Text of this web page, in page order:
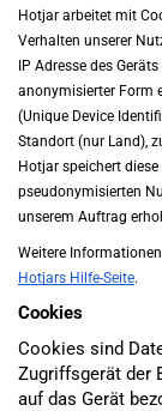
Hotjar arbeitet mit
Verhalten unserer
IP Adresse des
anonymisierter Form
(Unique Device
Standort (nur Land),
Hotjar speichert
pseudonymisierten
unserem Auftrag
Hotjars Hilfe-Seite.
Cookies
Cookies sind
Zugriffsgerät der
auf das Gerät